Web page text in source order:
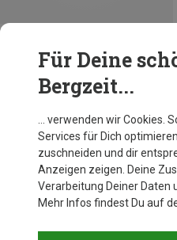
Explore Trucker Cap
Für Deine
Bergzeit...
… verwenden wir Cookies.
Services für Dich
zuschneiden und dir
Anzeigen zeigen. Deine
Verarbeitung Deiner Daten
Mehr Infos findest Du auf